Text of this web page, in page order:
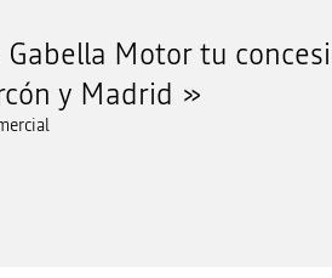
Motor tu
y Madrid